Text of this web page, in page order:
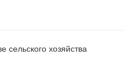
хозяйства